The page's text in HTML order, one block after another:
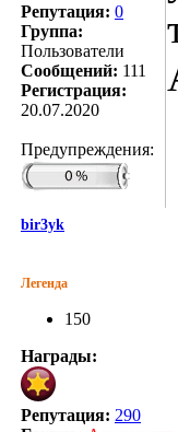
Репутация: 0
Группа:
Пользователи
Сообщений: 111
Регистрация:
20.07.2020
Предупреждения:
bir3yk
Легенда
150
Награды:
Репутация: 290